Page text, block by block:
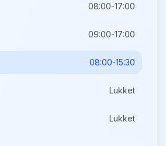
08:00-17:00
09:00-17:00
08:00-15:30
Lukket
Lukket